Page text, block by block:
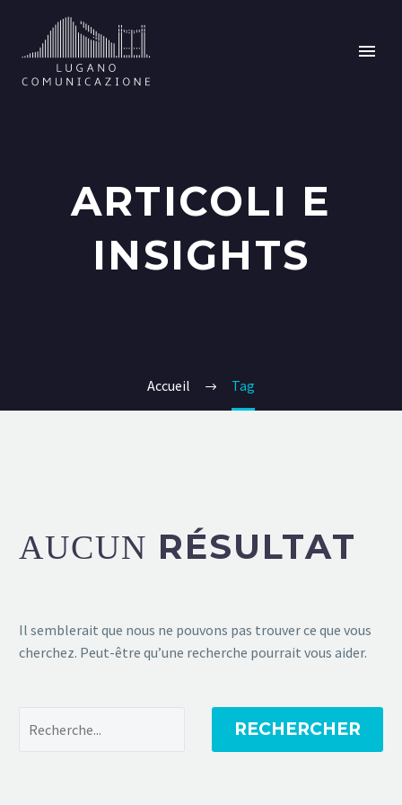
ARTICOLI E
INSIGHTS
Accueil Tag
AUCUN RÉSULTAT
Il semblerait que nous ne pouvons pas trouver ce que vous
cherchez. Peut-être qu’une recherche pourrait vous aider.
RECHERCHER